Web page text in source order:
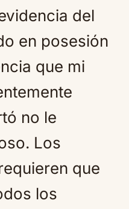
del
en posesión
que mi
no le
Los
que
los